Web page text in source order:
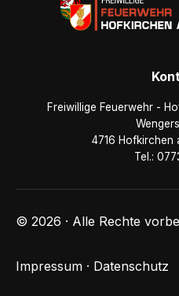
Freiwillige Feuerwehr -
4716 Hofkirchen
Tel.:
© 2026 · Alle Rechte
Impressum · Datenschutz